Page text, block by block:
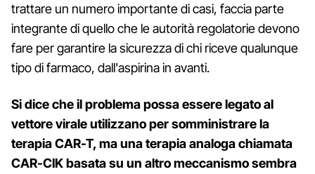
trattare un numero importante di casi, faccia parte
integrante di quello che le autorità regolatorie devono
fare per garantire la sicurezza di chi riceve qualunque
tipo di farmaco, dall'aspirina in avanti.
Si dice che il problema possa essere legato al
vettore virale utilizzano per somministrare la
terapia CAR-T, ma una terapia analoga chiamata
CAR-CIK basata su un altro meccanismo sembra